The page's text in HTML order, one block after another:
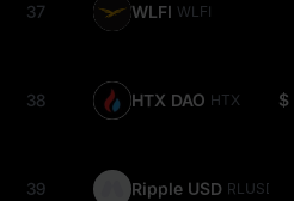
37 WLFI WLFI
38 HTX DAO HTX
39 Ripple USD RLUSD